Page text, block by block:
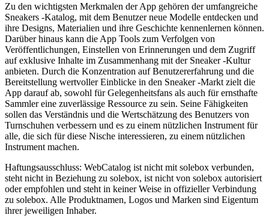
Zu den wichtigsten Merkmalen der App gehören der umfangreiche
Sneakers -Katalog, mit dem Benutzer neue Modelle entdecken und
ihre Designs, Materialien und ihre Geschichte kennenlernen können.
Darüber hinaus kann die App Tools zum Verfolgen von
Veröffentlichungen, Einstellen von Erinnerungen und dem Zugriff
auf exklusive Inhalte im Zusammenhang mit der Sneaker -Kultur
anbieten. Durch die Konzentration auf Benutzererfahrung und die
Bereitstellung wertvoller Einblicke in den Sneaker -Markt zielt die
App darauf ab, sowohl für Gelegenheitsfans als auch für ernsthafte
Sammler eine zuverlässige Ressource zu sein. Seine Fähigkeiten
sollen das Verständnis und die Wertschätzung des Benutzers von
Turnschuhen verbessern und es zu einem nützlichen Instrument für
alle, die sich für diese Nische interessieren, zu einem nützlichen
Instrument machen.
Haftungsausschluss: WebCatalog ist nicht mit solebox verbunden,
steht nicht in Beziehung zu solebox, ist nicht von solebox autorisiert
oder empfohlen und steht in keiner Weise in offizieller Verbindung
zu solebox. Alle Produktnamen, Logos und Marken sind Eigentum
ihrer jeweiligen Inhaber.